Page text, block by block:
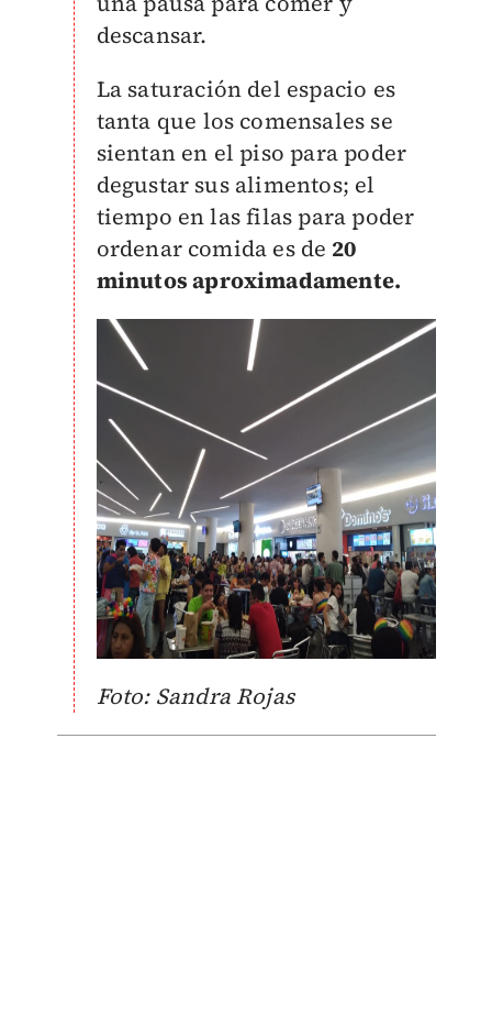
descansar.
La saturación del espacio es
tanta que los comensales se
sientan en el piso para poder
degustar sus alimentos; el
tiempo en las filas para poder
ordenar comida es de 20
minutos aproximadamente.
Foto: Sandra Rojas